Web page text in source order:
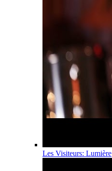
Les Visiteurs: Lumière